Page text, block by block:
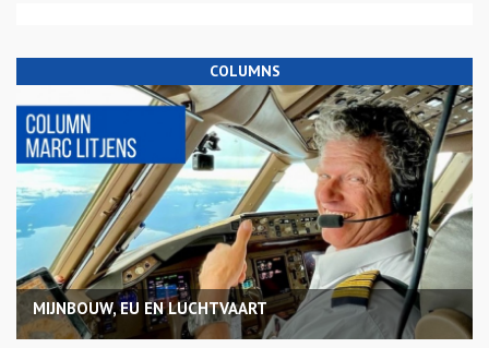
COLUMNS
MIJNBOUW, EU EN LUCHTVAART